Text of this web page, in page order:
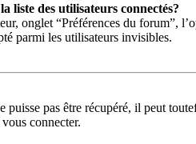
liste des utilisateurs connectés?
onglet “Préférences du forum”,
parmi les utilisateurs invisibles.
puisse pas être récupéré, il peut
connecter.